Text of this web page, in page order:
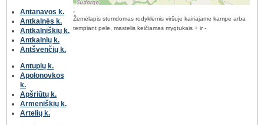
Antanavos k.
Antkalnės k.
Antkalniškių k.
Antkalnių k.
Antšvenčių k.
Antupių k.
Apolonovkos
k.
Apšriūtų k.
Armeniškių k.
Artelių k.
;
Žemėlapis stumdomas rodyklėmis viršuje kairiajame kampe arba
tempiant pele, mastelis keičiamas mygtukais + ir -